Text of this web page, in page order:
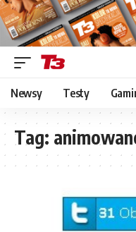
Newsy Testy
Tag: